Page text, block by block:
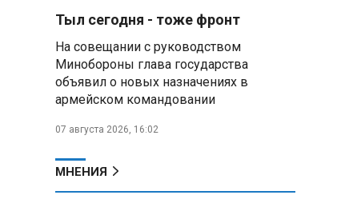
Владимир Путин обсудил с
меры по защите инфраструктуры
от терактов
Минобороны РФ: «Искандер»
ВСУ в Днепропетровской
Тыл сегодня - тоже фронт
На совещании с руководством
Минобороны глава государства
объявил о новых назначениях в
армейском командовании
07 августа 2026, 16:02
МНЕНИЯ